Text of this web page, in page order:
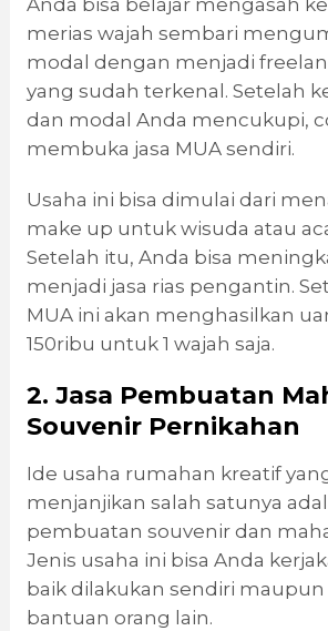
Anda bisa belajar mengasah
merias wajah sembari
modal dengan menjadi
yang sudah terkenal. Setelah
dan modal Anda mencukupi,
membuka jasa MUA sendiri.
Usaha ini bisa dimulai dari
make up untuk wisuda atau
Setelah itu, Anda bisa
menjadi jasa rias pengantin.
MUA ini akan menghasilkan
150ribu untuk 1 wajah saja.
2. Jasa Pembuatan
Souvenir Pernikahan
Ide usaha rumahan kreatif
menjanjikan salah satunya
pembuatan souvenir dan
Jenis usaha ini bisa Anda
baik dilakukan sendiri
bantuan orang lain.